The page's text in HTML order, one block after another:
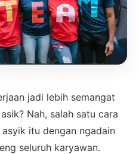
jadi lebih semangat
Nah, salah satu cara
itu dengan ngadain
seluruh karyawan.